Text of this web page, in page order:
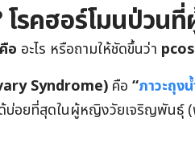
โรคฮอร์โมนป่ว
อ อะไร หรือถามให้ชัดขึ้นว่า
Syndrome) คือ “ภาวะถุง
บ่อยที่สุดในผู้หญิงวัยเจริญพันธุ์